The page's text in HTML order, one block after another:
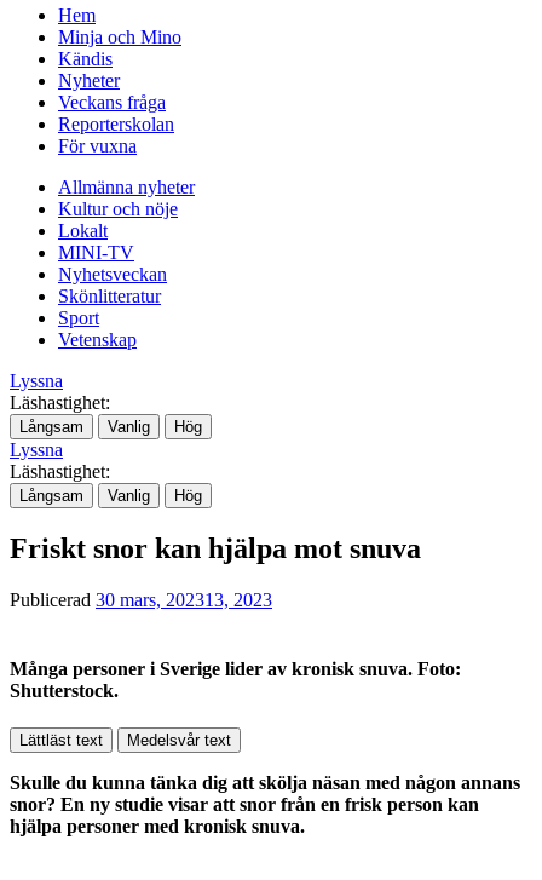
Hem
Minja och Mino
Kändis
Nyheter
Veckans fråga
Reporterskolan
För vuxna
Allmänna nyheter
Kultur och nöje
Lokalt
MINI-TV
Nyhetsveckan
Skönlitteratur
Sport
Vetenskap
Lyssna
Läshastighet:
Långsam Vanlig Hög
Lyssna
Läshastighet:
Långsam Vanlig Hög
Friskt snor kan hjälpa mot snuva
Publicerad 30 mars, 202313, 2023
Många personer i Sverige lider av kronisk snuva. Foto:
Shutterstock.
Lättläst text Medelsvår text
Skulle du kunna tänka dig att skölja näsan med någon annans
snor? En ny studie visar att snor från en frisk person kan
hjälpa personer med kronisk snuva.